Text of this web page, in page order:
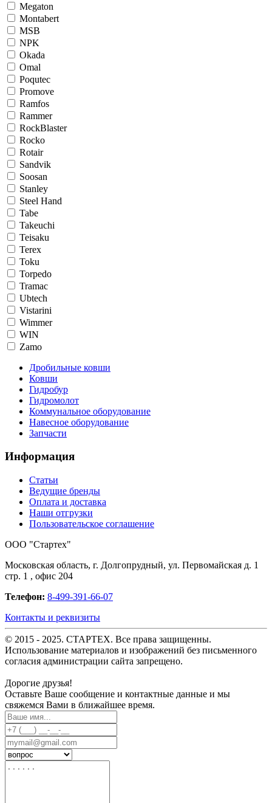
Megaton
Montabert
MSB
NPK
Okada
Omal
Poqutec
Promove
Ramfos
Rammer
RockBlaster
Rocko
Rotair
Sandvik
Soosan
Stanley
Steel Hand
Tabe
Takeuchi
Teisaku
Terex
Toku
Torpedo
Tramac
Ubtech
Vistarini
Wimmer
WIN
Zamo
Дробильные ковши
Ковши
Гидробур
Гидромолот
Коммунальное оборудование
Навесное оборудование
Запчасти
Информация
Статьи
Ведущие бренды
Оплата и доставка
Наши отгрузки
Пользовательское соглашение
OOO "Стартех"
Московская область, г. Долгопрудный, ул. Первомайская д. 1
стр. 1 , офис 204
Телефон: 8-499-391-66-07
Контакты и реквизиты
© 2015 - 2025. СТАРТЕХ. Все права защищенны.
Использование материалов и изображений без письменного
согласия администрации сайта запрещено.
Дорогие друзья!
Оставьте Ваше сообщение и контактные данные и мы
свяжемся Вами в ближайшее время.